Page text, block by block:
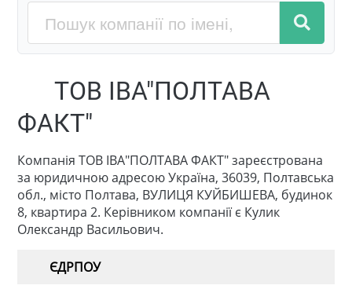
ТОВ ІВА"ПОЛТАВА
ФАКТ"
Компанія ТОВ ІВА"ПОЛТАВА ФАКТ" зареєстрована
за юридичною адресою Україна, 36039, Полтавська
обл., місто Полтава, ВУЛИЦЯ КУЙБИШЕВА, будинок
8, квартира 2. Керівником компанії є Кулик
Олександр Васильович.
ЄДРПОУ